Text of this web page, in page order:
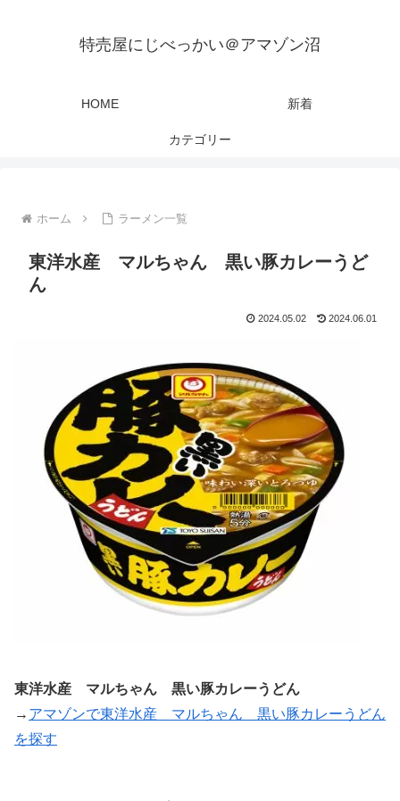
特売屋にじべっかい＠アマゾン沼
HOME 新着
カテゴリー
ホーム ラーメン一覧
東洋水産 マルちゃん 黒い豚カレーうど
ん
2024.05.02 2024.06.01
東洋水産 マルちゃん 黒い豚カレーうどん
→ アマゾンで東洋水産 マルちゃん 黒い豚カレーうどん
を探す